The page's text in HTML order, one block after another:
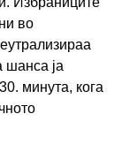
во
шанса ја
минута, кога